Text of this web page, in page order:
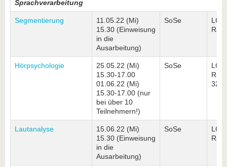
Sprachverarbeitung
Segmentierung
11.05.22 (Mi)
15.30 (Einweisung
in die
Ausarbeitung)
SoSe
Hörpsychologie
25.05.22 (Mi)
15.30-17.00
01.06.22 (Mi)
15.30-17.00 (nur
bei über 10
Teilnehmern!)
SoSe
321/
Lautanalyse
15.06.22 (Mi)
15.30 (Einweisung
in die
Ausarbeitung)
SoSe